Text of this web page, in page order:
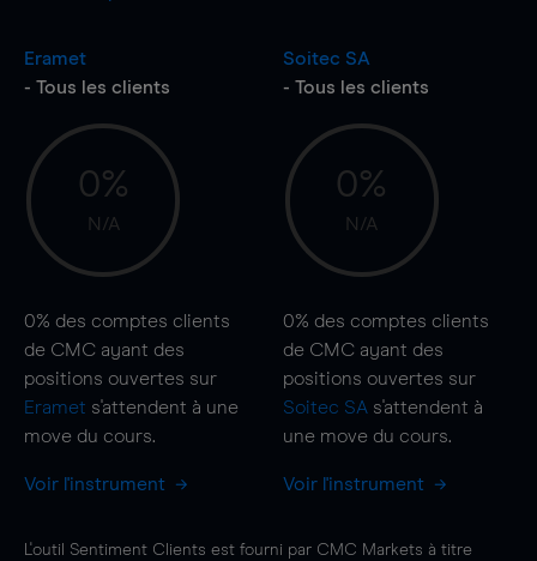
Eramet
- Tous les clients
0%
N/A
0% des comptes clients
de CMC ayant des
positions ouvertes sur
Eramet s'attendent à une
move du cours.
Voir l'instrument
Soitec SA
- Tous les clients
0%
N/A
0% des comptes clients
de CMC ayant des
positions ouvertes sur
Soitec SA s'attendent à
une move du cours.
Voir l'instrument
L'outil Sentiment Clients est fourni par CMC Markets à titre